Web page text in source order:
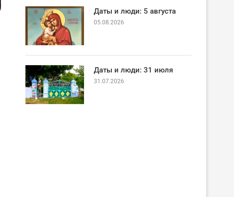
Даты и люди: 5 августа
05.08.2026
Даты и люди: 31 июля
31.07.2026